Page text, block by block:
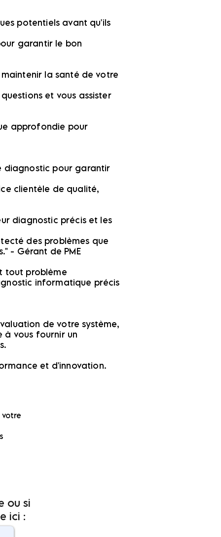
potentiels avant qu'ils
garantir le bon
maintenir la santé de votre
et vous assister
approfondie pour
diagnostic pour garantir
clientèle de qualité,
diagnostic précis et les
des problèmes que
- Gérant de PME
tout problème
informatique précis
de votre système,
à vous fournir un
et d'innovation.
votre
ou si
ici :